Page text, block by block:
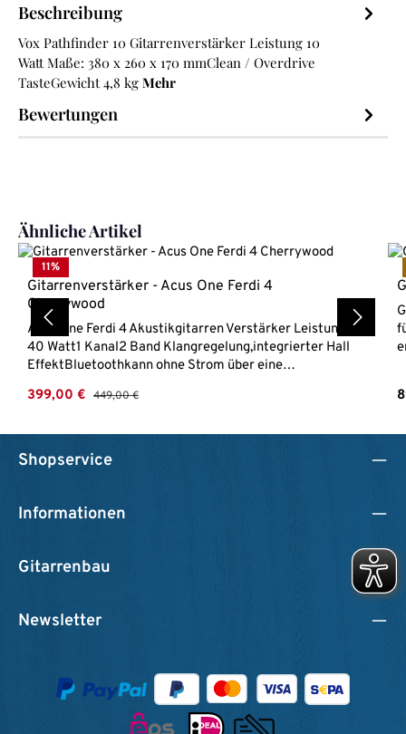
Beschreibung
Vox Pathfinder 10 Gitarrenverstärker Leistung 10
Watt Maße: 380 x 260 x 170 mmClean / Overdrive
TasteGewicht 4,8 kg Mehr
Bewertungen
Produktgalerie überspringen
Ähnliche Artikel
11%
Gitarrenverstärker - Acus One Ferdi 4
Cherrywood
Acus One Ferdi 4 Akustikgitarren Verstärker Leistung:
40 Watt1 Kanal2 Band Klangregelung,integrierter Hall
EffektBluetoothkann ohne Strom über eine
enthalten)Gehäuse aus Mehrschicht-Leimholz
Verkaufspreis:
399,00 € Regulärer Preis:
449,00 €
Shopservice
Informationen
Gitarrenbau
Newsletter